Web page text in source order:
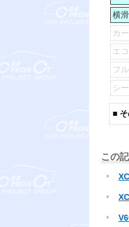
横
カ
エ
フ
シ
■
この